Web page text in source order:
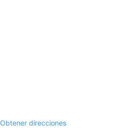
Obtener direcciones